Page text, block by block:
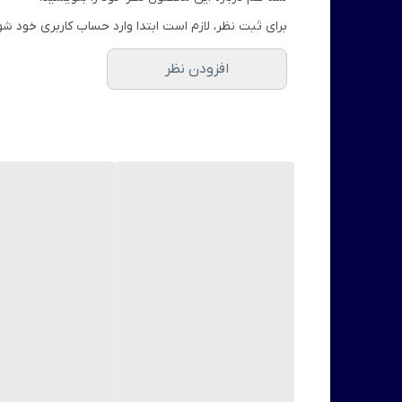
برای ثبت نظر، لازم است ابتدا وارد حساب کاربری خود
افزودن نظر